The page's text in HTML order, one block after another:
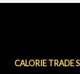
CALORIE TRADE